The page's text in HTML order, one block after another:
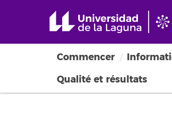
Commencer
Qualité et résultats